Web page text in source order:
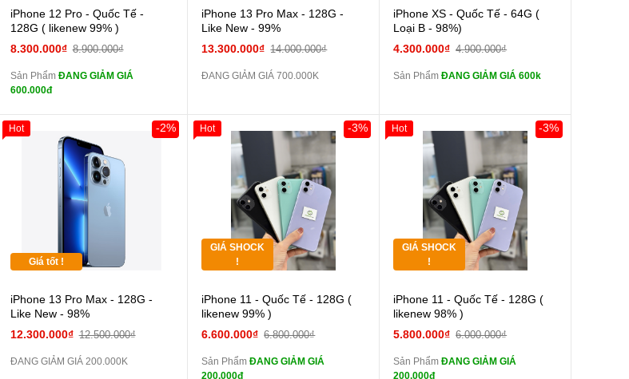
Cường lực 10D full
màn
tai nghe iPhone 6S
Pin dự phòng và
các Phụ Kiện Khác
iPhone 12 Pro - Quốc Tế -
128G ( likenew 99% )
8.300.000₫ 8.900.000₫
Sản Phẩm ĐANG GIẢM GIÁ
600.000đ
iPhone 13 Pro Max - 128G -
Like New - 99%
13.300.000₫ 14.000.000₫
ĐANG GIẢM GIÁ 700.000K
Cường lực 10D full
màn
tai nghe iPhone 6S
Pin dự phòng và
các Phụ Kiện Khác
iPhone XS - Quốc Tế - 64G (
Loại B - 98%)
4.300.000₫ 4.900.000₫
Sản PhẩmĐANG GIẢM GIÁ 600k
Giá tốt !
iPhone 13 Pro Max - 128G -
Like New - 98%
12.300.000₫ 12.500.000₫
-2%
ĐANG GIẢM GIÁ 200.000K
Hot
GIÁ SHOCK
!
Giảm 100.000đ
Khách Hàng
Thân Thiết
Tặng
Tặng
Cường lực 10D full
màn
tai nghe iPhone 6S
iPhone 11 - Quốc Tế - 128G (
likenew 99% )
6.600.000₫ 6.800.000₫
-3%
Sản PhẩmĐANG GIẢM GIÁ
200.000đ
Hot
GIÁ SHOCK
!
Giảm 100.000đ
Khách Hàng
Thân Thiết
Tặng
Tặng
Cường lực 10D full
màn
tai nghe iPhone 6S
iPhone 11 - Quốc Tế - 128G (
likenew 98% )
5.800.000₫ 6.000.000₫
-3%
Sản PhẩmĐANG GIẢM GIÁ
200.000đ
Hot